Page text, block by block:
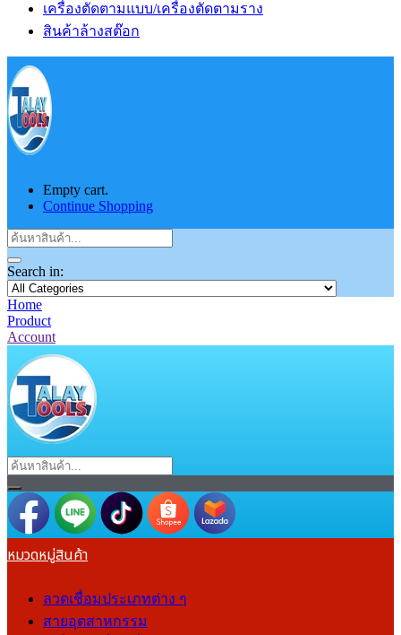
เครื่องตัดตามแบบ/เครื่องตัดตามราง
สินค้าล้างสต๊อก
Empty cart.
Continue Shopping
Search in:
Home
Product
Account
หมวดหมู่สินค้า
ลวดเชื่อมประเภทต่าง ๆ
สายอุตสาหกรรม